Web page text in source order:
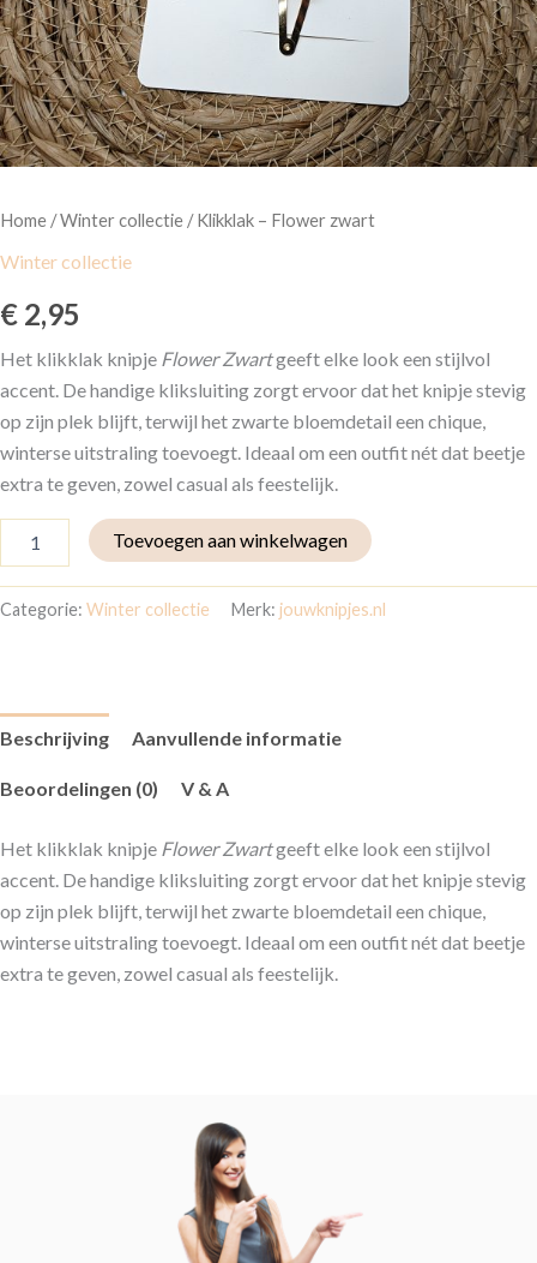
Home /Winter collectie / Klikklak – Flower zwart
Winter collectie
€ 2,95
Het klikklak knipje Flower Zwartgeeft elke look een stijlvol
accent. De handige kliksluiting zorgt ervoor dat het knipje stevig
op zijn plek blijft, terwijl het zwarte bloemdetail een chique,
winterse uitstraling toevoegt. Ideaal om een outfit nét dat beetje
extra te geven, zowel casual als feestelijk.
Toevoegen aan winkelwagen
Categorie: Winter collectie Merk: jouwknipjes.nl
Beschrijving Aanvullende informatie
Beoordelingen (0) V & A
Het klikklak knipje Flower Zwartgeeft elke look een stijlvol
accent. De handige kliksluiting zorgt ervoor dat het knipje stevig
op zijn plek blijft, terwijl het zwarte bloemdetail een chique,
winterse uitstraling toevoegt. Ideaal om een outfit nét dat beetje
extra te geven, zowel casual als feestelijk.